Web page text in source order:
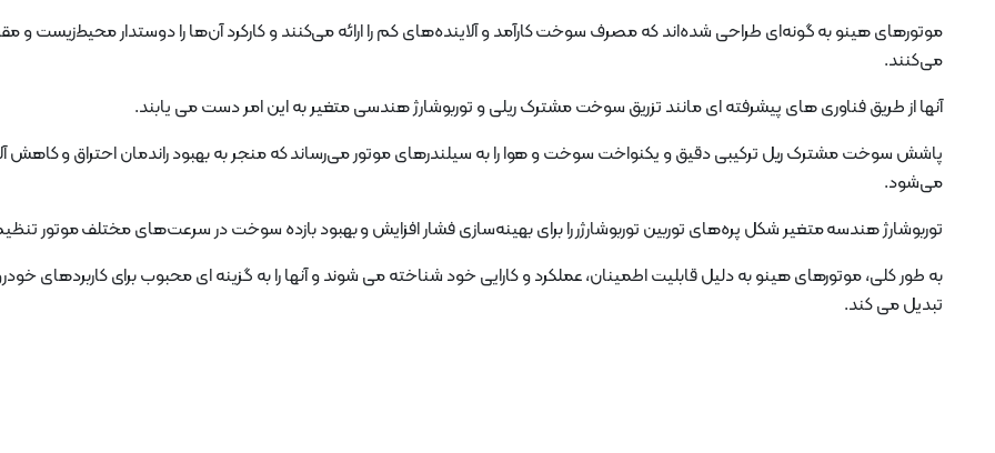
موتورهای هینو به گونه‌ای طراحی شده‌اند که مصرف سوخت کارآمد و آلاینده‌های کم را ارائه می‌کنند و کارکرد آن‌ها را دوستدار محیط‌زیست و
می‌کنند.
آنها از طریق فناوری های پیشرفته ای مانند تزریق سوخت مشترک ریلی و توربوشارژ هندسی متغیر به این امر دست می یابند.
پاشش سوخت مشترک ریل ترکیبی دقیق و یکنواخت سوخت و هوا را به سیلندرهای موتور می‌رساند که منجر به بهبود راندمان احتراق و کاهش
می‌شود.
توربوشارژ هندسه متغیر شکل پره‌های توربین توربوشارژر را برای بهینه‌سازی فشار افزایش و بهبود بازده سوخت در سرعت‌های مختلف موتور
به طور کلی، موتورهای هینو به دلیل قابلیت اطمینان، عملکرد و کارایی خود شناخته می شوند و آنها را به گزینه ای محبوب برای کاربردهای
تبدیل می کند.